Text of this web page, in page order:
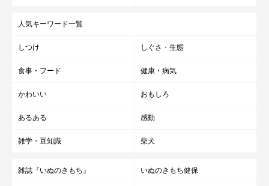
人気キーワード一覧
しつけ しぐさ・生態
食事・フード 健康・病気
かわいい おもしろ
あるある 感動
雑学・豆知識 柴犬
雑誌『いぬのきもち』 いぬのきもち健保